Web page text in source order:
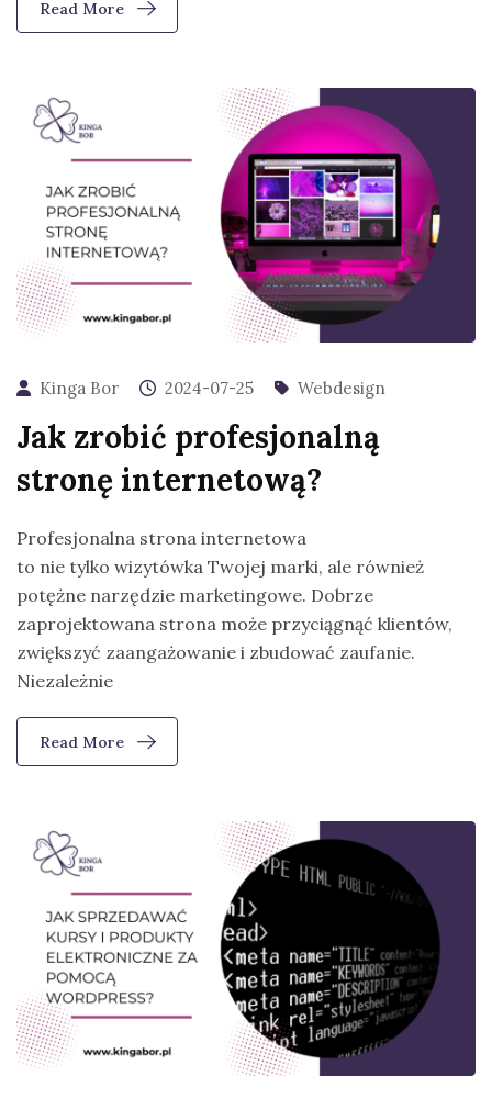
Read More
Kinga Bor 2024-07-25 Webdesign
Jak zrobić profesjonalną
stronę internetową?
Profesjonalna strona internetowa
to nie tylko wizytówka Twojej marki, ale również
potężne narzędzie marketingowe. Dobrze
zaprojektowana strona może przyciągnąć klientów,
zwiększyć zaangażowanie i zbudować zaufanie.
Niezależnie
Read More